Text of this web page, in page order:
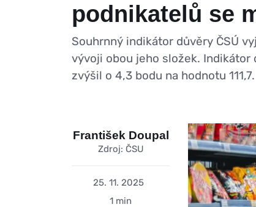
podnikatelů se
Souhrnný indikátor důvěry ČSÚ
vývoji obou jeho složek.
zvýšil o 4,3 bodu na hodnotu 111,7.
František Doupal
Zdroj: ČSU
25. 11. 2025
1 min